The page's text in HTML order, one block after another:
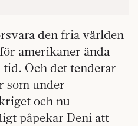
den fria världen
amerikaner ända
Och det tenderar
som under
och nu
påpekar Deni att